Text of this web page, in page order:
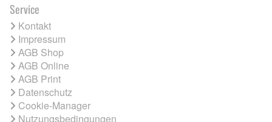
Service
Kontakt
Impressum
AGB Shop
AGB Online
AGB Print
Datenschutz
Cookie-Manager
Nutzungsbedingungen